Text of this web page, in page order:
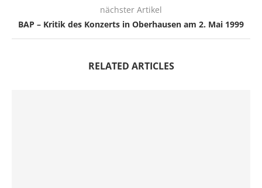
nächster Artikel
BAP – Kritik des Konzerts in Oberhausen am 2. Mai 1999
RELATED ARTICLES